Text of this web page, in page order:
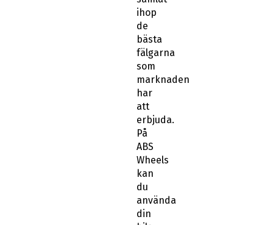
ihop
de
bästa
fälgarna
som
marknaden
har
att
erbjuda.
På
ABS
Wheels
kan
du
använda
din